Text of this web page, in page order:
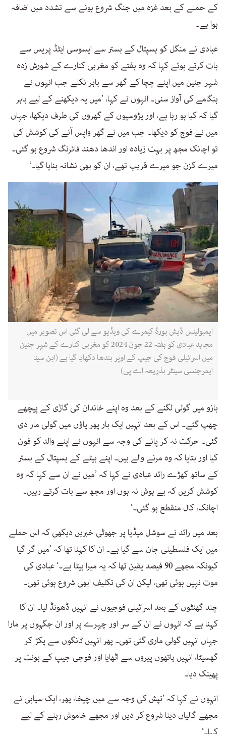
کے حملے کے بعد غزہ میں جنگ شروع ہونے سے تشدد میں اضافہ
ہوا ہے۔
عبادی نے منگل کو ہسپتال کے بستر سے ایسوسی ایٹڈ پریس سے
بات کرتے ہوئے کہا کہ وہ ہفتے کو مغربی کنارے کے شورش زدہ
شہر جنین میں اپنے چچا کے گھر سے باہر نکلے جب انہوں نے
ہنگامے کی آواز سنی۔ انہوں نے کہا، ’میں یہ دیکھنے کے لیے باہر
گیا کہ کیا ہو رہا ہے، اور پڑوسیوں کے گھروں کی طرف دیکھا، جہاں
میں نے فوج کو دیکھا۔ جب میں نے گھر واپس آنے کی کوشش کی
تو اچانک مجھ پر بہت زیادہ اور اندھا دھند فائرنگ شروع ہو گئی۔
میرے کزن جو میرے قریب تھے، ان کو بھی نشانہ بنایا گیا۔‘
ایمبولینس ڈیش بورڈ کیمرے کی ویڈیو سے لی گئی اس تصویر میں
مجاہد عبادی کو ہفتہ 22 جون 2024 کو مغربی کنارے کے شہر جنین
میں اسرائیلی فوج کی جیپ کے اوپر بندھا دکھایا گیا ہے (ابن سینا
ایمرجنسی سینٹر بذریعہ اے پی)
بازو میں گولی لگنے کے بعد وہ اپنے خاندان کی گاڑی کے پیچھے
چھپ گئے۔ اس کے بعد انہیں ایک بار پھر پاؤں میں گولی مار دی
گئی۔ حرکت نہ کر پانے کی وجہ سے انہوں نے اپنے والد کو فون
کیا اور بتایا کہ وہ مرنے والے ہیں۔ اپنے بیٹے کے ہسپتال کے بستر
کے ساتھ کھڑے رائد عبادی نے کہا کہ ’میں نے ان سے کہا کہ وہ
کوشش کریں کہ بے ہوش نہ ہوں اور مجھ سے بات کرتے رہیں۔
اچانک، کال منقطع ہو گئی۔‘
بعد میں رائد نے سوشل میڈیا پر جھوٹی خبریں دیکھی کہ اس حملے
میں ایک فلسطینی جان سے گیا ہے۔ ان کا کہنا تھا کہ ’میں گر گیا
کیونکہ مجھے 90 فیصد یقین تھا کہ یہ میرا بیٹا ہے۔‘ عبادی کی
موت نہیں ہوئی تھی، لیکن ان کی تکلیف ابھی شروع ہوئی تھی۔
چند گھنٹوں کے بعد اسرائیلی فوجیوں نے انہیں ڈھونڈ لیا۔ ان کا
کہنا ہے کہ انہوں نے ان کے سر اور چہرے پر اور ان جگہوں پر مارا
جہاں انہیں گولی ماری گئی تھی۔ پھر انہیں ٹانگوں سے پکڑ کر
گھسیٹا، انہیں ہاتھوں پیروں سے اٹھایا اور فوجی جیپ کے بونٹ پر
پھینک دیا۔
انہوں نے کہا کہ ’تپش کی وجہ سے میں چیخا، پھر، ایک سپاہی نے
مجھے گالیاں دینا شروع کر دیں اور مجھے خاموش رہنے کے لیے